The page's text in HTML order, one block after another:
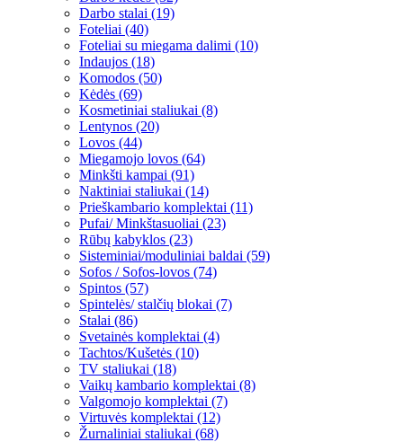
Darbo stalai (19)
Foteliai (40)
Foteliai su miegama dalimi (10)
Indaujos (18)
Komodos (50)
Kėdės (69)
Kosmetiniai staliukai (8)
Lentynos (20)
Lovos (44)
Miegamojo lovos (64)
Minkšti kampai (91)
Naktiniai staliukai (14)
Prieškambario komplektai (11)
Pufai/ Minkštasuoliai (23)
Rūbų kabyklos (23)
Sisteminiai/moduliniai baldai (59)
Sofos / Sofos-lovos (74)
Spintos (57)
Spintelės/ stalčių blokai (7)
Stalai (86)
Svetainės komplektai (4)
Tachtos/Kušetės (10)
TV staliukai (18)
Vaikų kambario komplektai (8)
Valgomojo komplektai (7)
Virtuvės komplektai (12)
Žurnaliniai staliukai (68)